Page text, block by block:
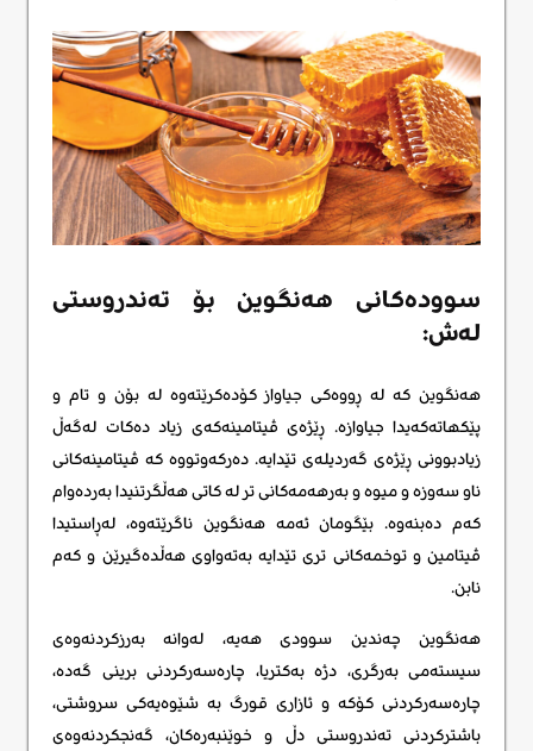
سوودەکانی هەنگوین بۆ تەندروستی
لەش:
هەنگوین کە لە ڕووەکی جیاواز کۆدەکرێتەوە لە بۆن و تام و
پێکهاتەکەیدا جیاوازە. ڕێژەی ڤیتامینەکەی زیاد دەکات لەگەڵ
زیادبوونی ڕێژەی گەردیلەی تێدایە. دەرکەوتووە کە ڤیتامینەکانی
ناو سەوزە و میوە و بەرهەمەکانی تر لە کاتی هەڵگرتنیدا بەردەوام
کەم دەبنەوە. بێگومان ئەمە هەنگوین ناگرێتەوە، لەڕاستیدا
ڤیتامین و توخمەکانی تری تێدایە بەتەواوی هەڵدەگیرێن و کەم
نابن.
هەنگوین چەندین سوودی هەیە، لەوانە بەرزکردنەوەی
سیستەمی بەرگری، دژە بەکتریا، چارەسەرکردنی برینی گەدە،
چارەسەرکردنی کۆکە و ئازاری قورگ بە شێوەیەکی سروشتی،
باشترکردنی تەندروستی دڵ و خوێنبەرەکان، گەنجکردنەوەی